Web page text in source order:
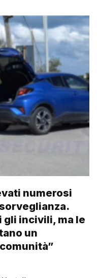
numerosi
incivili, ma le
un